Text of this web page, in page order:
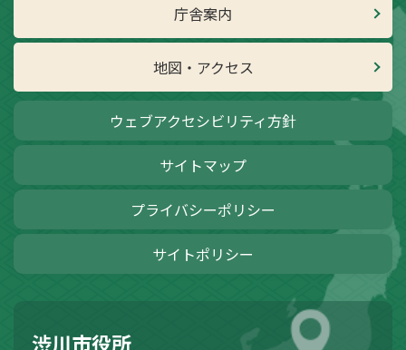
庁舎案内
地図・アクセス
ウェブアクセシビリティ方針
サイトマップ
プライバシーポリシー
サイトポリシー
渋川市役所